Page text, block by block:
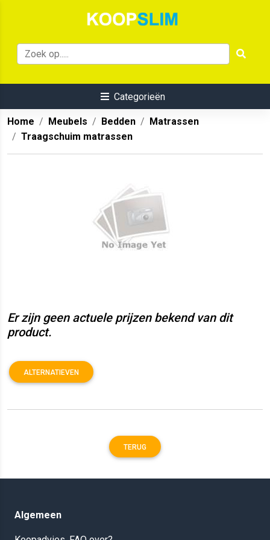
Categorieën
Home Meubels Bedden
Matrassen
Traagschuim matrassen
Er zijn geen actuele prijzen bekend van dit
product.
ALTERNATIEVEN
TERUG
Algemeen